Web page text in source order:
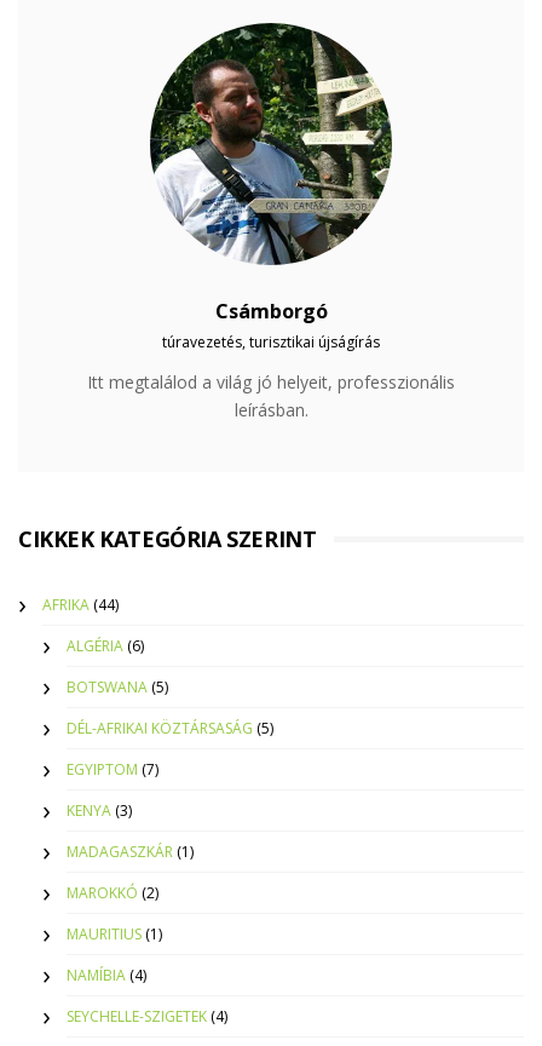
Csámborgó
túravezetés, turisztikai újságírás
Itt megtalálod a világ jó helyeit, professzionális
leírásban.
CIKKEK KATEGÓRIA SZERINT
AFRIKA (44)
ALGÉRIA (6)
BOTSWANA (5)
DÉL-AFRIKAI KÖZTÁRSASÁG (5)
EGYIPTOM (7)
KENYA (3)
MADAGASZKÁR (1)
MAROKKÓ (2)
MAURITIUS (1)
NAMÍBIA (4)
SEYCHELLE-SZIGETEK (4)